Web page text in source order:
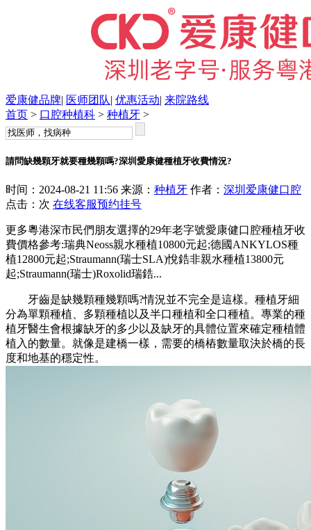
爱康健品牌| 医师团队| 优惠活动| 来院路线
首页 > 口腔种植科 > 种植牙 >
請問缺幾顆牙就要種幾顆嗎?深圳愛康健種植牙收費情況?
时间：2024-08-21 11:56 来源： 种植牙 作者： 深圳爱康健口腔
点击： 次 在线客服预约挂号
更多粵港深市民們朋友選擇的29年老字號愛康健口腔種植牙收
費價格參考:瑞典Neoss親水種植10800元起;德國ANKYLOS種
植12800元起;Straumann(瑞士SLA)悅鋯非親水種植13800元
起;Straumann(瑞士)Roxolid瑞鋯...
牙齒是缺幾顆種幾顆嗎?情況並不完全是這樣。種植牙細
分為單顆種植、多顆種植以及半口種植和全口種植。專業的種
植牙醫生會根據缺牙的多少以及缺牙的具體位置來確定種植體
植入的數量。就像是建橋一樣，需要的橋樁數量取決於橋的長
度和地基的穩定性。